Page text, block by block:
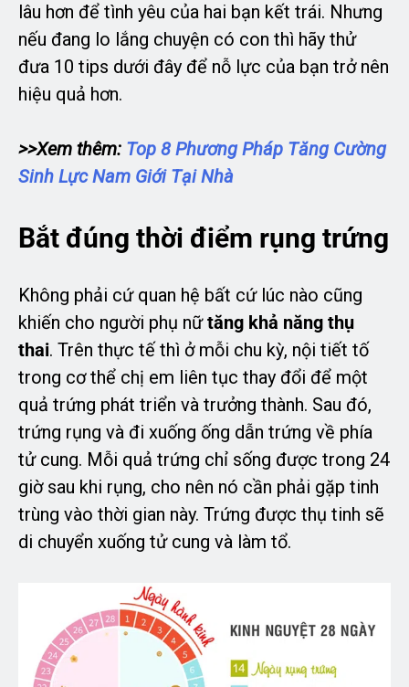
lâu hơn để tình yêu của hai bạn kết trái. Nhưng
nếu đang lo lắng chuyện có con thì hãy thử
đưa 10 tips dưới đây để nỗ lực của bạn trở nên
hiệu quả hơn.
>>Xem thêm: Top 8 Phương Pháp Tăng Cường
Sinh Lực Nam Giới Tại Nhà
Bắt đúng thời điểm rụng trứng
Không phải cứ quan hệ bất cứ lúc nào cũng
khiến cho người phụ nữtăng khả năng thụ
thai. Trên thực tế thì ở mỗi chu kỳ, nội tiết tố
trong cơ thể chị em liên tục thay đổi để một
quả trứng phát triển và trưởng thành. Sau đó,
trứng rụng và đi xuống ống dẫn trứng về phía
tử cung. Mỗi quả trứng chỉ sống được trong 24
giờ sau khi rụng, cho nên nó cần phải gặp tinh
trùng vào thời gian này. Trứng được thụ tinh sẽ
di chuyển xuống tử cung và làm tổ.